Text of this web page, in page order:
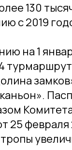
130
с 2019
на 1
февраля